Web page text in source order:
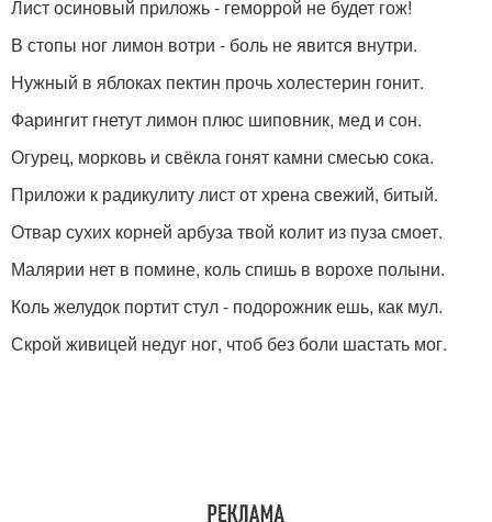
Лист осиновый приложь - геморрой не будет гож!
В стопы ног лимон вотри - боль не явится внутри.
Нужный в яблоках пектин прочь холестерин гонит.
Фарингит гнетут лимон плюс шиповник, мед и сон.
Огурец, морковь и свёкла гонят камни смесью сока.
Приложи к радикулиту лист от хрена свежий, битый.
Отвар сухих корней арбуза твой колит из пуза смоет.
Малярии нет в помине, коль спишь в ворохе полыни.
Коль желудок портит стул - подорожник ешь, как мул.
Скрой живицей недуг ног, чтоб без боли шастать мог.